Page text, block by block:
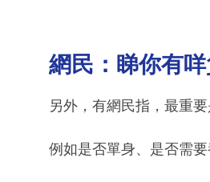
網民：睇你有
另外，有網民指，最重
例如是否單身、是否需